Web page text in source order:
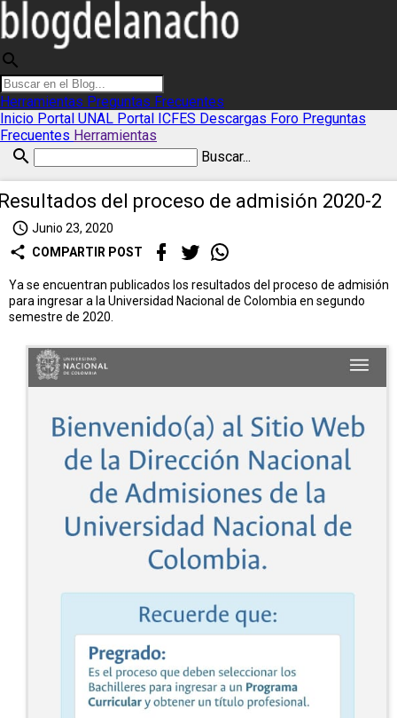
search
Herramientas Preguntas Frecuentes
Inicio Portal UNAL Portal ICFES Descargas Foro Preguntas
Frecuentes Herramientas
search Buscar...
del proceso de admisión 2020-2
access_time Junio 23, 2020
share COMPARTIR POST
Ya se encuentran publicados los resultados del proceso de admisión
para ingresar a la Universidad Nacional de Colombia en segundo
semestre de 2020.